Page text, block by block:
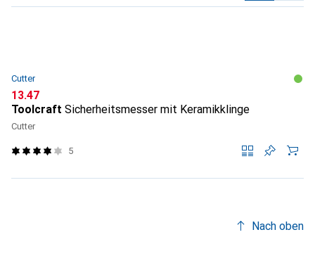
Cutter
CHF
13.47
Toolcraft Sicherheitsmesser mit Keramikklinge
Cutter
5
Nach oben